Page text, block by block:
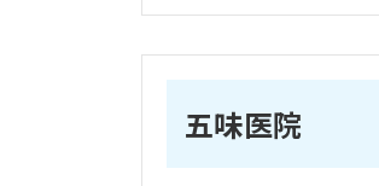
五味医院